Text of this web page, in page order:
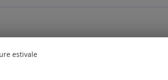
estivale